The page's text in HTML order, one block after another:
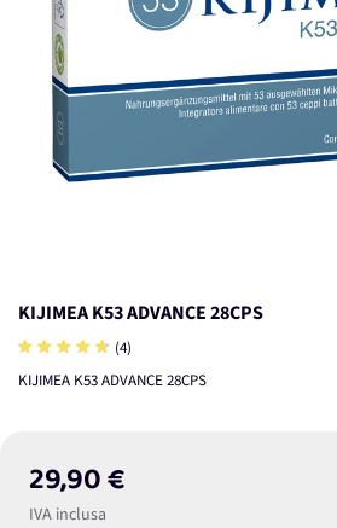
KIJIMEA K53 ADVANCE 28CPS
(4)
KIJIMEA K53 ADVANCE 28CPS
29,90 €
IVA inclusa